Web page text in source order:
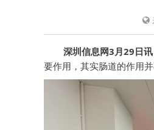
深圳信息网3月29日讯
要作用，其实肠道的作用并